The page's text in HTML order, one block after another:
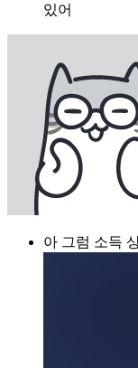
있어
아 그럼 소득